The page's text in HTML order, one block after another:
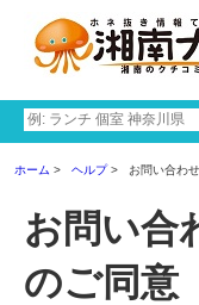
ホーム ヘルプ お問い合わ
お問い合
のご同意